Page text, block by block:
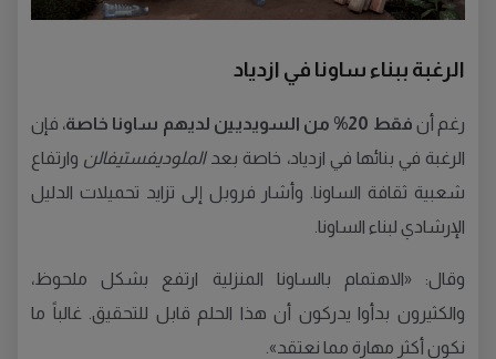
الرغبة ببناء ساونا في ازدياد
رغم أن فقط 20% من السويديين لديهم ساونا خاصة
، فإن
الرغبة في بنائها في ازدياد، خاصة بعدالملوديفستيفالن وارتفاع
شعبية ثقافة الساونا. وأشار فروبل إلى تزايد تحميلات الدليل
الإرشادي لبناء الساونا.
وقال: «الاهتمام بالساونا المنزلية ارتفع بشكل ملحوظ،
والكثيرون بدأوا يدركون أن هذا الحلم قابل للتحقيق. غالباً ما
نكون أكثر مهارة مما نعتقد».